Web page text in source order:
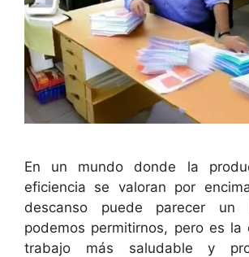
En un mundo donde la
eficiencia se valoran por
descanso puede parecer
podemos permitirnos, pero es la
trabajo más saludable y